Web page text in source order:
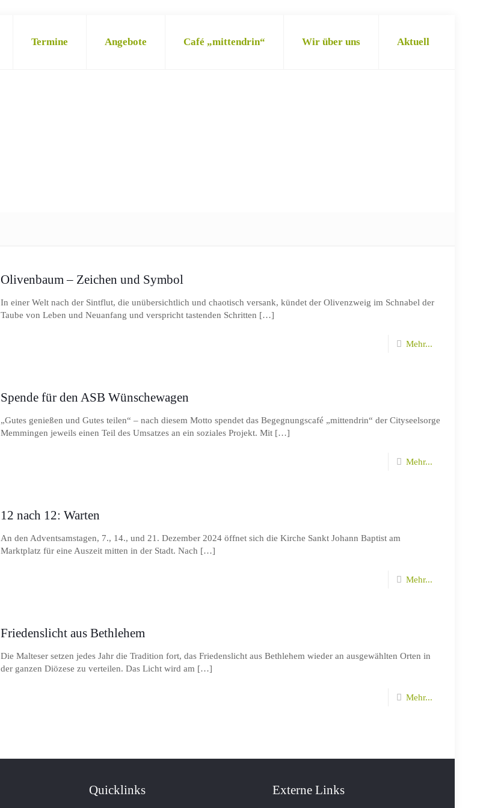
Termine Angebote Café „mittendrin“ Wir über uns Aktuell
Olivenbaum – Zeichen und Symbol
In einer Welt nach der Sintflut, die unübersichtlich und chaotisch versank, kündet der Olivenzweig im Schnabel der
Taube von Leben und Neuanfang und verspricht tastenden Schritten […]
Mehr...
Spende für den ASB Wünschewagen
„Gutes genießen und Gutes teilen“ – nach diesem Motto spendet das Begegnungscafé „mittendrin“ der Cityseelsorge
Memmingen jeweils einen Teil des Umsatzes an ein soziales Projekt. Mit[…]
Mehr...
12 nach 12: Warten
An den Adventsamstagen, 7., 14., und 21. Dezember 2024 öffnet sich die Kirche Sankt Johann Baptist am
Marktplatz für eine Auszeit mitten in der Stadt. Nach […]
Mehr...
Friedenslicht aus Bethlehem
Die Malteser setzen jedes Jahr die Tradition fort, das Friedenslicht aus Bethlehem wieder an ausgewählten Orten in
der ganzen Diözese zu verteilen. Das Licht wird am […]
Mehr...
Quicklinks Externe Links